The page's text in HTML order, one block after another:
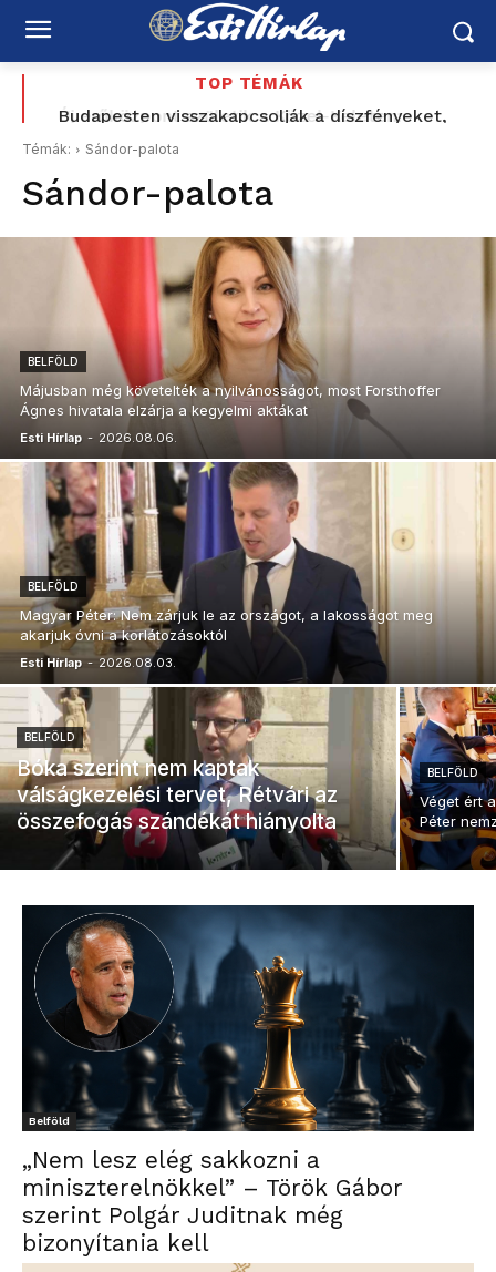
TOP TÉMÁK
Budapesten visszakapcsolják a díszfényeket,
Romániában továbbra is súlyos az energiahelyzet
Témák: Sándor-palota
Sándor-palota
BELFÖLD
Májusban még követelték a nyilvánosságot, most Forsthoffer
Ágnes hivatala elzárja a kegyelmi aktákat
Esti Hírlap - 2026.08.06.
BELFÖLD
Magyar Péter: Nem zárjuk le az országot, a lakosságot meg
akarjuk óvni a korlátozásoktól
Esti Hírlap - 2026.08.03.
BELFÖLD
Bóka szerint nem kaptak
válságkezelési tervet, Rétvári az
összefogás szándékát hiányolta
BELFÖLD
Véget ért
Péter
Belföld
„Nem lesz elég sakkozni a
miniszterelnökkel” – Török Gábor
szerint Polgár Juditnak még
bizonyítania kell